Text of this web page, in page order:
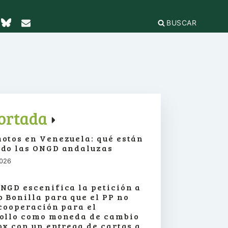
BUSCAR
LA COORDINADORA
la ciudadanía global
Feminista
Antiacoso
de
y
igualdad
en Venezuela: qué están
las ONGD andaluzas
escenifica la petición a
Bonilla para que el PP no
para el
como moneda de cambio
con un entrega de cartas a